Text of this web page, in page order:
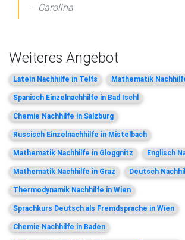
Carolina
Weiteres Angebot
Latein Nachhilfe in Telfs Mathematik
Spanisch Einzelnachhilfe in Bad Ischl
Chemie Nachhilfe in Salzburg
Russisch Einzelnachhilfe in Mistelbach
Mathematik Nachhilfe in Gloggnitz Englisch
Mathematik Nachhilfe in Graz Deutsch
Thermodynamik Nachhilfe in Wien
Sprachkurs Deutsch als Fremdsprache in Wien
Chemie Nachhilfe in Baden